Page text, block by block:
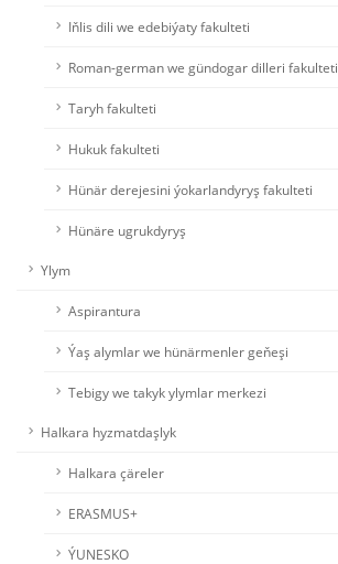
Iňlis dili we edebiýaty fakulteti
Roman-german we gündogar dilleri fakulteti
Taryh fakulteti
Hukuk fakulteti
Hünär derejesini ýokarlandyryş fakulteti
Hünäre ugrukdyryş
Ylym
Aspirantura
Ýaş alymlar we hünärmenler geňeşi
Tebigy we takyk ylymlar merkezi
Halkara hyzmatdaşlyk
Halkara çäreler
ERASMUS+
ÝUNESKO